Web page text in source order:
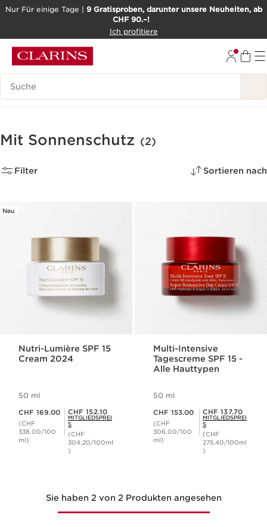
BARRIEREFREIHEITSWERKZEUG
Nur Für einige Tage | 9 Gratisproben, darunter unsere Neuheiten, ab
CHF 90.–!
Ich profitiere
Legende suchen
Mit Sonnenschutz (2)
Filter Sortieren nach
Neu
Nutri-Lumière SPF 15
Cream 2024
50 ml
CHF 169.00
(CHF
338.00/100
ml)
Mitgliederpreis CHF 152.10
CHF 152.10
MITGLIEDSPREI
S
(CHF
304.20/100ml
)
Multi-Intensive
Tagescreme SPF 15 -
Alle Hauttypen
50 ml
CHF 153.00
(CHF
306.00/100
ml)
Mitgliederpreis CHF 137.70
CHF 137.70
MITGLIEDSPREI
S
(CHF
275.40/100ml
)
Sie haben 2 von 2 Produkten angesehen